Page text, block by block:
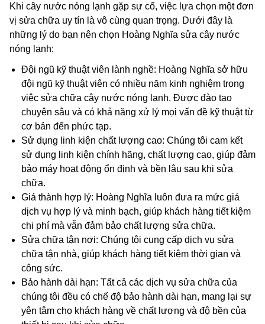
Khi cây nước nóng lạnh gặp sự cố, việc lựa chọn một đơn
vị sửa chữa uy tín là vô cùng quan trọng. Dưới đây là
những lý do bạn nên chọn Hoàng Nghĩa sửa cây nước
nóng lạnh:
Đội ngũ kỹ thuật viên lành nghề: Hoàng Nghĩa sở hữu
đội ngũ kỹ thuật viên có nhiều năm kinh nghiệm trong
việc sửa chữa cây nước nóng lạnh. Được đào tạo
chuyên sâu và có khả năng xử lý mọi vấn đề kỹ thuật từ
cơ bản đến phức tạp.
Sử dụng linh kiện chất lượng cao: Chúng tôi cam kết
sử dụng linh kiện chính hãng, chất lượng cao, giúp đảm
bảo máy hoạt động ổn định và bền lâu sau khi sửa
chữa.
Giá thành hợp lý: Hoàng Nghĩa luôn đưa ra mức giá
dịch vụ hợp lý và minh bạch, giúp khách hàng tiết kiệm
chi phí mà vẫn đảm bảo chất lượng sửa chữa.
Sửa chữa tận nơi: Chúng tôi cung cấp dịch vụ sửa
chữa tận nhà, giúp khách hàng tiết kiệm thời gian và
công sức.
Bảo hành dài hạn: Tất cả các dịch vụ sửa chữa của
chúng tôi đều có chế độ bảo hành dài hạn, mang lại sự
yên tâm cho khách hàng về chất lượng và độ bền của